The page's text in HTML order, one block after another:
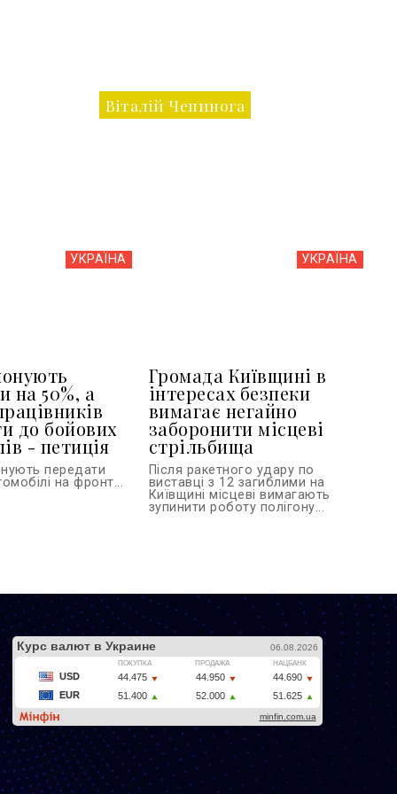
Віталій Чепинога
УКРАЇНА
на 50%, а
до бойових
- петиція
передати
на фронт...
УКРАЇНА
Громада Київщині в
інтересах безпеки
вимагає негайно
заборонити місцеві
стрільбища
Після ракетного удару по
виставці з 12 загиблими на
Київщині місцеві вимагають
зупинити роботу полігону...